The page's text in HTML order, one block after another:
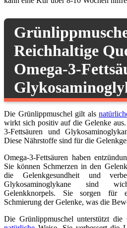
Reichhaltige
Omega-3-
Die Grünlippmuschel gilt als
wirkt sich positiv auf die Gelenke
3-Fettsäuren und
Diese Nährstoffe sind für die
Omega-3-Fettsäuren haben
Sie können Schmerzen in den
die Gelenkgesundheit und
Glykosaminoglykane sind
Gelenkknorpels. Sie sorgen für
Schmierung der Gelenke, was die
Die Grünlippmuschel unterstützt